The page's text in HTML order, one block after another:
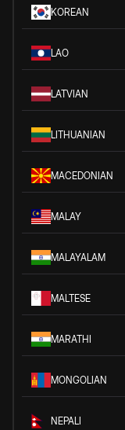
KOREAN
LAO
LATVIAN
LITHUANIAN
MACEDONIAN
MALAY
MALAYALAM
MALTESE
MARATHI
MONGOLIAN
NEPALI